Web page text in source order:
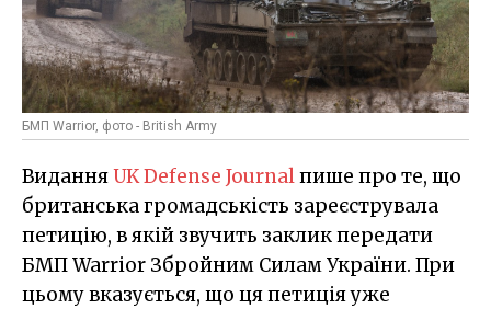
БМП Warrior, фото - British Army
ВиданняUK Defense Journalпише про те, що
британська громадськість зареєструвала
петицію, в якій звучить заклик передати
БМП Warrior Збройним Силам України. При
цьому вказується, що ця петиція уже